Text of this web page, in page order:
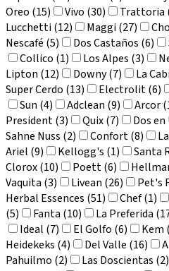
Oreo (15)
Vivo (30) Trattoria
Lucchetti (12)
Maggi (27)
Nescafé (5)
Dos Castaños (6)
Collico (1)
Los Alpes (3)
Lipton (12)
Downy (7) La
Super Cerdo (13)
Electrolit (6)
Sun (4)
Adclean (9) Arcor
President (3)
Quix (7) Dos en
Sahne Nuss (2)
Confort (8)
Ariel (9)
Kellogg's (1) Santa
Clorox (10)
Poett (6)
Vaquita (3)
Livean (26) Pet's
Herbal Essences (51)
Chef (1)
(5)
Fanta (10) La Preferida
Ideal (7)
El Golfo (6) Kem
Heidekeks (4)
Del Valle (16)
Pahuilmo (2)
Las Doscientas (2)